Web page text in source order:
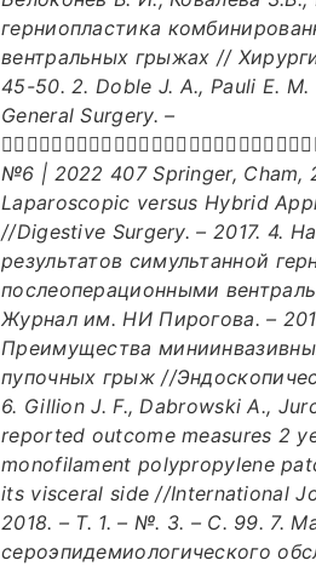
герниопластика
вентральных грыжах //
45-50. 2. Doble J. A., Pauli E.
General Surgery. –
№6 | 2022 407 Springer, Cham,
Laparoscopic versus Hybrid
//Digestive Surgery. – 2017. 4.
результатов симультанной
послеоперационными
Журнал им. НИ Пирогова. –
Преимущества
пупочных грыж //
6. Gillion J. F., Dabrowski A.,
reported outcome measures 2
monofilament polypropylene
its visceral side //International
2018. – Т. 1. – №. 3. – С. 99. 7.
сероэпидемиологического